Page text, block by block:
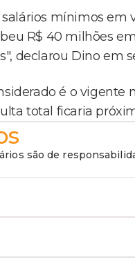
salários mínimos
R$ 40 milhões
declarou Dino em
é o vigente
total ficaria
são de